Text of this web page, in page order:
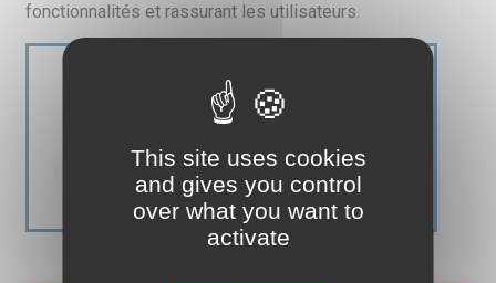
fonctionnalités et rassurant les utilisateurs.
This site uses cookies
and gives you control
over what you want to
activate